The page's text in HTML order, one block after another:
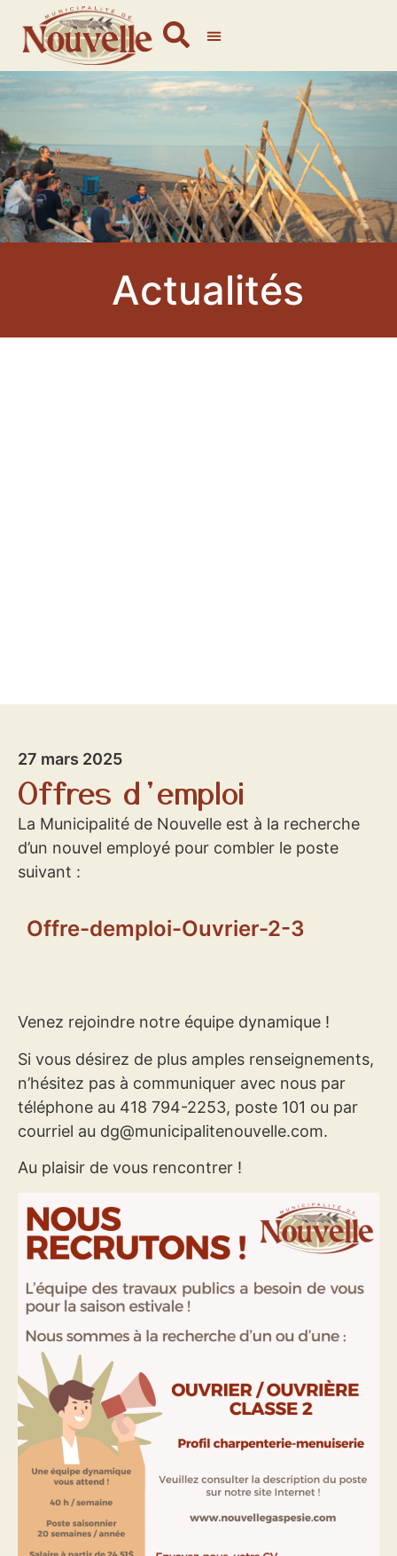
Actualités
27 mars 2025
Offres d’emploi
La Municipalité de Nouvelle est à la recherche
d’un nouvel employé pour combler le poste
suivant :
Offre-demploi-Ouvrier-2-3
Venez rejoindre notre équipe dynamique !
Si vous désirez de plus amples renseignements,
n’hésitez pas à communiquer avec nous par
téléphone au 418 794-2253, poste 101 ou par
courriel au dg@municipalitenouvelle.com.
Au plaisir de vous rencontrer !